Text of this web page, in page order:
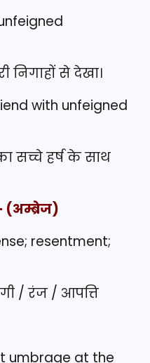
निगाहों से देखा।
with unfeigned
सच्चे हर्ष के साथ
(अम्ब्रेज)
resentment;
/ रंज / आपत्ति
umbrage at the